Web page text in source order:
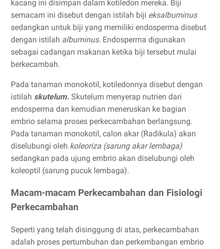
kacang ini disimpan dalam kotiledon mereka. Biji
semacam ini disebut dengan istilah biji eksalbuminus
sedangkan untuk biji yang memiliki endosperma disebut
dengan istilah albuminus. Endosperma digunakan
sebagai cadangan makanan ketika biji tersebut mulai
berkecambah.
Pada tanaman monokotil, kotiledonnya disebut dengan
istilah skutelum. Skutelum menyerap nutrien dari
endosperma dan kemudian meneruskan ke bagian
embrio selama proses perkecambahan berlangsung.
Pada tanaman monokotil, calon akar (Radikula) akan
diselubungi oleh koleoriza (sarung akar lembaga)
sedangkan pada ujung embrio akan diselubungi oleh
koleoptil (sarung pucuk lembaga).
Macam-macam Perkecambahan dan Fisiologi
Perkecambahan
Seperti yang telah disinggung di atas, perkecambahan
adalah proses pertumbuhan dan perkembangan embrio